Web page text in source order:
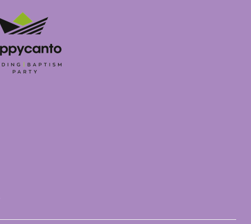
ποσότητα